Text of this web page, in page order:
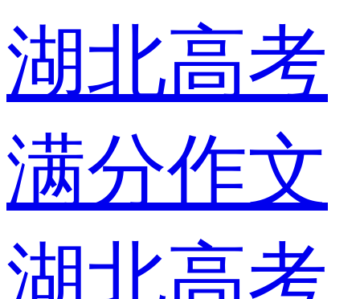
湖北高考
满分作文
湖北高考